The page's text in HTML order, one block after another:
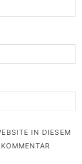
IN DIESEM